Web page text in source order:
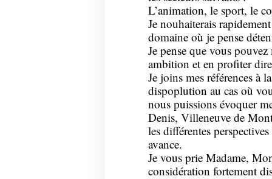
L’animation, le sport, le
Je nouhaiterais
domaine où je pense
Je pense que vous
ambition et en profiter
Je joins mes références à
dispoplution au cas où
nous puissions évoquer
Denis, Villeneuve de
les différentes
avance.
Je vous prie Madame,
considération fortement